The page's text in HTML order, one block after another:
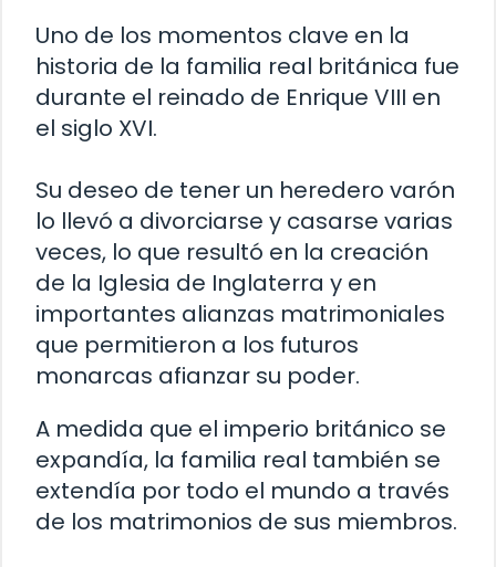
Uno de los momentos clave en la
historia de la familia real británica fue
durante el reinado de Enrique VIII en
el siglo XVI.
Su deseo de tener un heredero varón
lo llevó a divorciarse y casarse varias
veces, lo que resultó en la creación
de la Iglesia de Inglaterra y en
importantes alianzas matrimoniales
que permitieron a los futuros
monarcas afianzar su poder.
A medida que el imperio británico se
expandía, la familia real también se
extendía por todo el mundo a través
de los matrimonios de sus miembros.